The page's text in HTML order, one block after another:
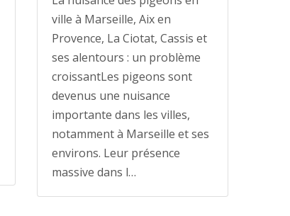
ville à Marseille, Aix en
Provence, La Ciotat, Cassis et
ses alentours : un problème
croissantLes pigeons sont
devenus une nuisance
importante dans les villes,
notamment à Marseille et ses
environs. Leur présence
massive dans l…